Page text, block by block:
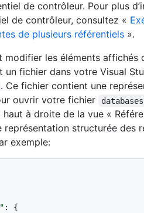
de contrôleur. Pour plus
de contrôleur, consultez «
de plusieurs référentiels ».
modifier les éléments affichés
un fichier dans votre Visual
. Ce fichier contient une
ouvrir votre fichier
haut à droite de la vue «
représentation structurée des
exemple:
: {